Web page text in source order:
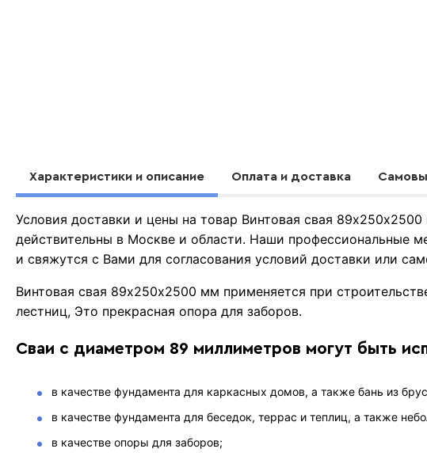
Характеристики и описание Оплата и доставка
Условия доставки и цены на товар Винтовая свая
действительны в Москве и области. Наши профессиональные
и свяжутся с Вами для согласования условий доставки или
Винтовая свая 89х250х2500 мм применяется при
лестниц, Это прекрасная опора для заборов.
Сваи с диаметром 89 миллиметров могут быть
в качестве фундамента для каркасных домов, а также бань из
в качестве фундамента для беседок, террас и теплиц, а также
в качестве опоры для заборов;